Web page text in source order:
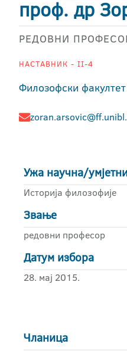
проф. др
РЕДОВНИ
НАСТАВНИК - II-4
Филозофски факултет
Ужа научна/
Историја филозофије
Звање
редовни професор
Датум избора
28. мај 2015.
Чланица